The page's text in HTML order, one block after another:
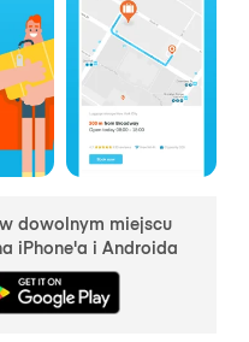
dowolnym miejscu
iPhone'a i Androida